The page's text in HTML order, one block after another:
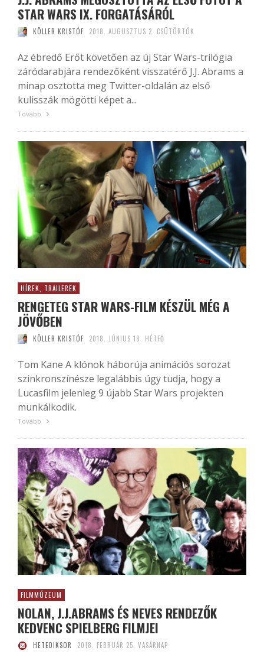
STAR WARS IX. FORGATÁSÁRÓL
KÖLLER KRISTÓF 2018. AUGUSZTUS 2. CSÜTÖRTÖK
Az ébredő Erőt követően az új Star Wars-trilógia
záródarabjára rendezőként visszatérő J.J. Abrams a
minap osztotta meg Twitter-oldalán az első
kulisszák mögötti képet a...
Tovább
HÍREK, TRAILEREK
RENGETEG STAR WARS-FILM KÉSZÜL MÉG A
JÖVŐBEN
KÖLLER KRISTÓF 2018. JÚNIUS 18. HÉTFŐ
Tom Kane A klónok háborúja animációs sorozat
szinkronszínésze legalábbis úgy tudja, hogy a
Lucasfilm jelenleg 9 újabb Star Wars projekten
munkálkodik.
Tovább
FILMMÚZEUM
NOLAN, J.J.ABRAMS ÉS NEVES RENDEZŐK
KEDVENC SPIELBERG FILMJEI
HETEDIKSOR 2018. FEBRUÁR 25. VASÁRNAP